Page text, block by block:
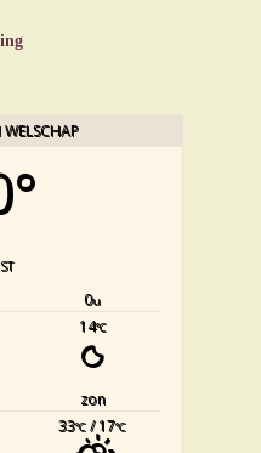
0u
14°C
zon
33°C / 17°C